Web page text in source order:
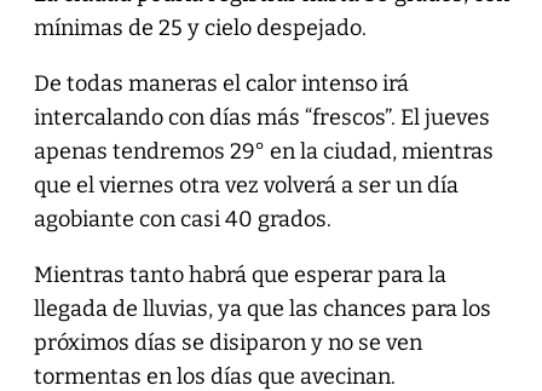
mínimas de 25 y cielo despejado.
De todas maneras el calor intenso irá
intercalando con días más “frescos”. El jueves
apenas tendremos 29° en la ciudad, mientras
que el viernes otra vez volverá a ser un día
agobiante con casi 40 grados.
Mientras tanto habrá que esperar para la
llegada de lluvias, ya que las chances para los
próximos días se disiparon y no se ven
tormentas en los días que avecinan.